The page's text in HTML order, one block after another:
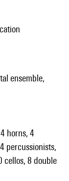
ensemble,
horns, 4
percussionists,
cellos, 8 double